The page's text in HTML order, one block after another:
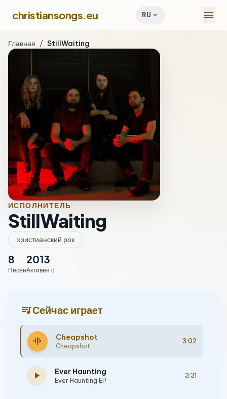
christiansongs.eu RU expand_more menu
Главная / StillWaiting
ИСПОЛНИТЕЛЬ
StillWaiting
христианский рок
8
Песен
2013
Активен с
queue_musicСейчас играет
graphic_eq Cheapshot
Cheapshot
3:02
play_arrow Ever Haunting
Ever Haunting EP
3:31